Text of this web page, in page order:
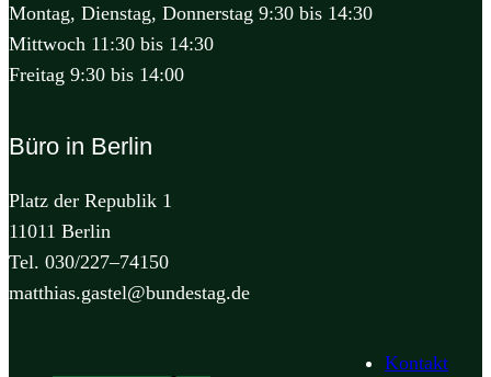
Montag, Dienstag, Donnerstag 9:30 bis 14:30
Mittwoch 11:30 bis 14:30
Freitag 9:30 bis 14:00
Büro in Berlin
Platz der Republik 1
11011 Berlin
Tel. 030/227–74150
matthias.gastel@bundestag.de
Kontakt